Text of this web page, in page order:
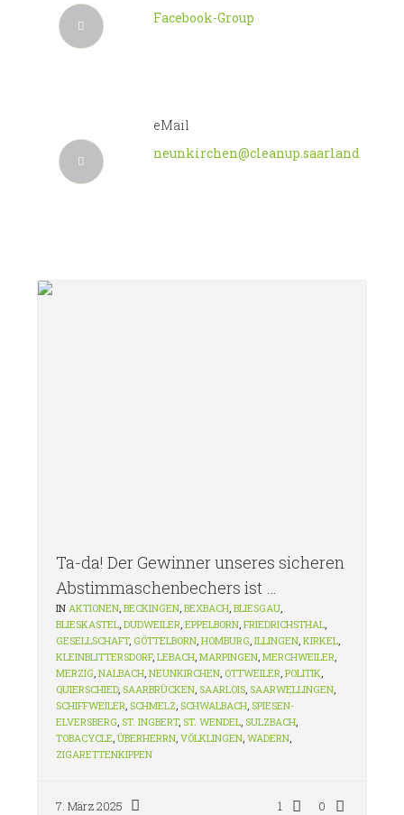
Facebook-Group
eMail
neunkirchen@cleanup.saarland
Ta-da! Der Gewinner unseres sicheren
Abstimmaschenbechers ist …
IN AKTIONEN ,BECKINGEN ,BEXBACH ,BLIESGAU
BLIESKASTEL ,DUDWEILER ,EPPELBORN ,FRIEDRICHSTHAL
GESELLSCHAFT, GÖTTELBORN ,HOMBURG ,ILLINGEN ,KIRKEL
KLEINBLITTERSDORF,LEBACH ,MARPINGEN ,MERCHWEILER
MERZIG ,NALBACH ,NEUNKIRCHEN OTTWEILER ,POLITIK
QUIERSCHIED,SAARBRÜCKEN ,SAARLOIS ,SAARWELLINGEN
SCHIFFWEILER ,SCHMELZ ,SCHWALBACH ,SPIESEN-
ELVERSBERG ,ST. INGBERT,ST. WENDEL ,SULZBACH
TOBACYCLE ,ÜBERHERRN ,VÖLKLINGEN ,WADERN
ZIGARETTENKIPPEN
0
1
7. März 2025